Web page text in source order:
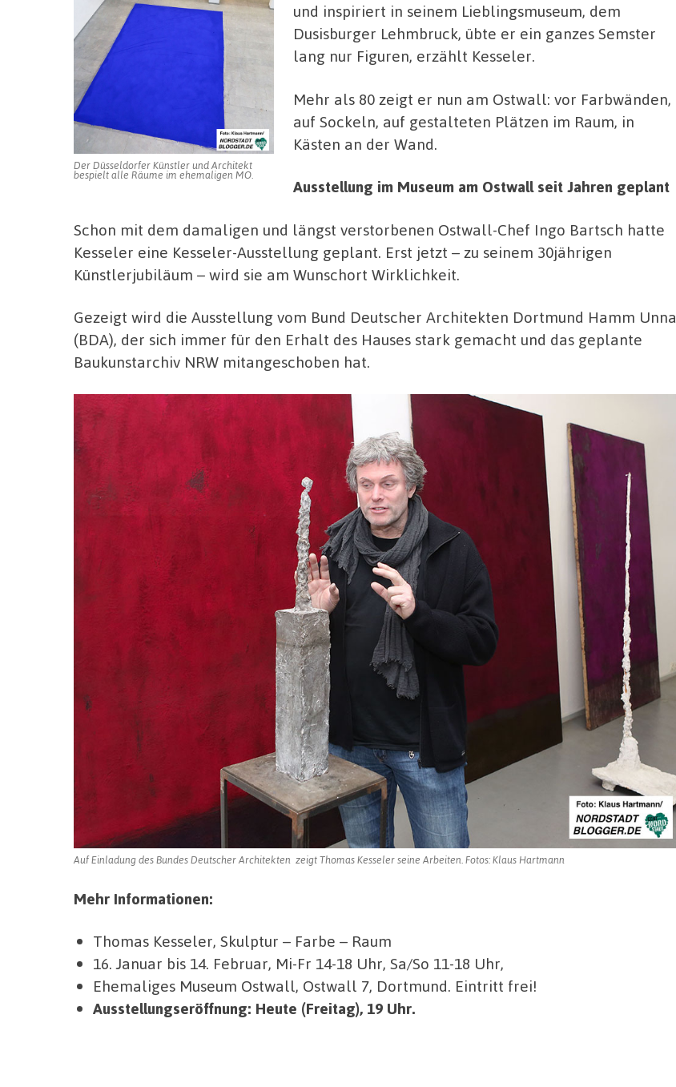
Der Düsseldorfer Künstler und Architekt
bespielt alle Räume im ehemaligen MO.
und inspiriert in seinem Lieblingsmuseum, dem
Dusisburger Lehmbruck, übte er ein ganzes Semster
lang nur Figuren, erzählt Kesseler.
Mehr als 80 zeigt er nun am Ostwall: vor Farbwänden,
auf Sockeln, auf gestalteten Plätzen im Raum, in
Kästen an der Wand.
Ausstellung im Museum am Ostwall seit Jahren geplant
Schon mit dem damaligen und längst verstorbenen Ostwall-Chef Ingo Bartsch hatte
Kesseler eine Kesseler-Ausstellung geplant. Erst jetzt – zu seinem 30jährigen
Künstlerjubiläum – wird sie am Wunschort Wirklichkeit.
Gezeigt wird die Ausstellung vom Bund Deutscher Architekten Dortmund Hamm Unna
(BDA), der sich immer für den Erhalt des Hauses stark gemacht und das geplante
Baukunstarchiv NRW mitangeschoben hat.
Auf Einladung des Bundes Deutscher Architekten zeigt Thomas Kesseler seine Arbeiten. Fotos: Klaus Hartmann
Mehr Informationen:
Thomas Kesseler, Skulptur – Farbe – Raum
16. Januar bis 14. Februar, Mi-Fr 14-18 Uhr, Sa/So 11-18 Uhr,
Ehemaliges Museum Ostwall, Ostwall 7, Dortmund. Eintritt frei!
Ausstellungseröffnung: Heute (Freitag), 19 Uhr.